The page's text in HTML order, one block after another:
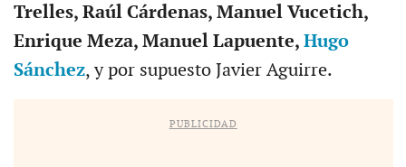
Trelles, Raúl Cárdenas, Manuel Vucetich,
Enrique Meza, Manuel Lapuente, Hugo
Sánchez, y por supuesto Javier Aguirre.
PUBLICIDAD